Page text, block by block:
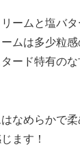
ームと塩バ
ムは多少粒
ード特有の
なめらかで
ます！